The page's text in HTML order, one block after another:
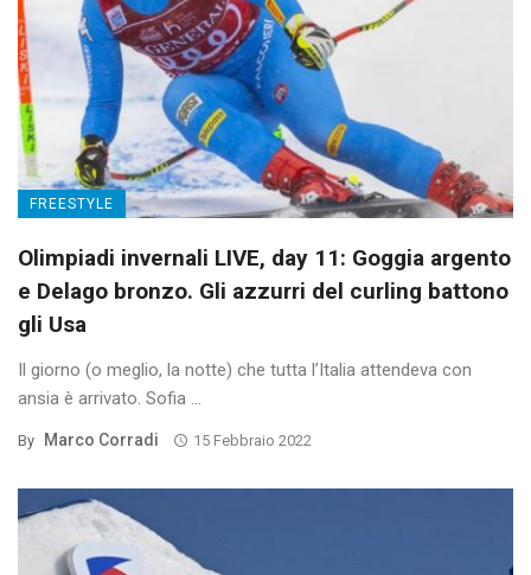
FREESTYLE
Olimpiadi invernali LIVE, day 11: Goggia argento
e Delago bronzo. Gli azzurri del curling battono
gli Usa
Il giorno (o meglio, la notte) che tutta l’Italia attendeva con
ansia è arrivato. Sofia ...
By Marco Corradi 15 Febbraio 2022